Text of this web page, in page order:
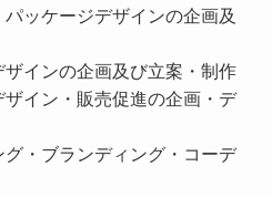
ッケージデザインの企画及
インの企画及び立案・制作
イン・販売促進の企画・デ
・ブランディング・コーデ